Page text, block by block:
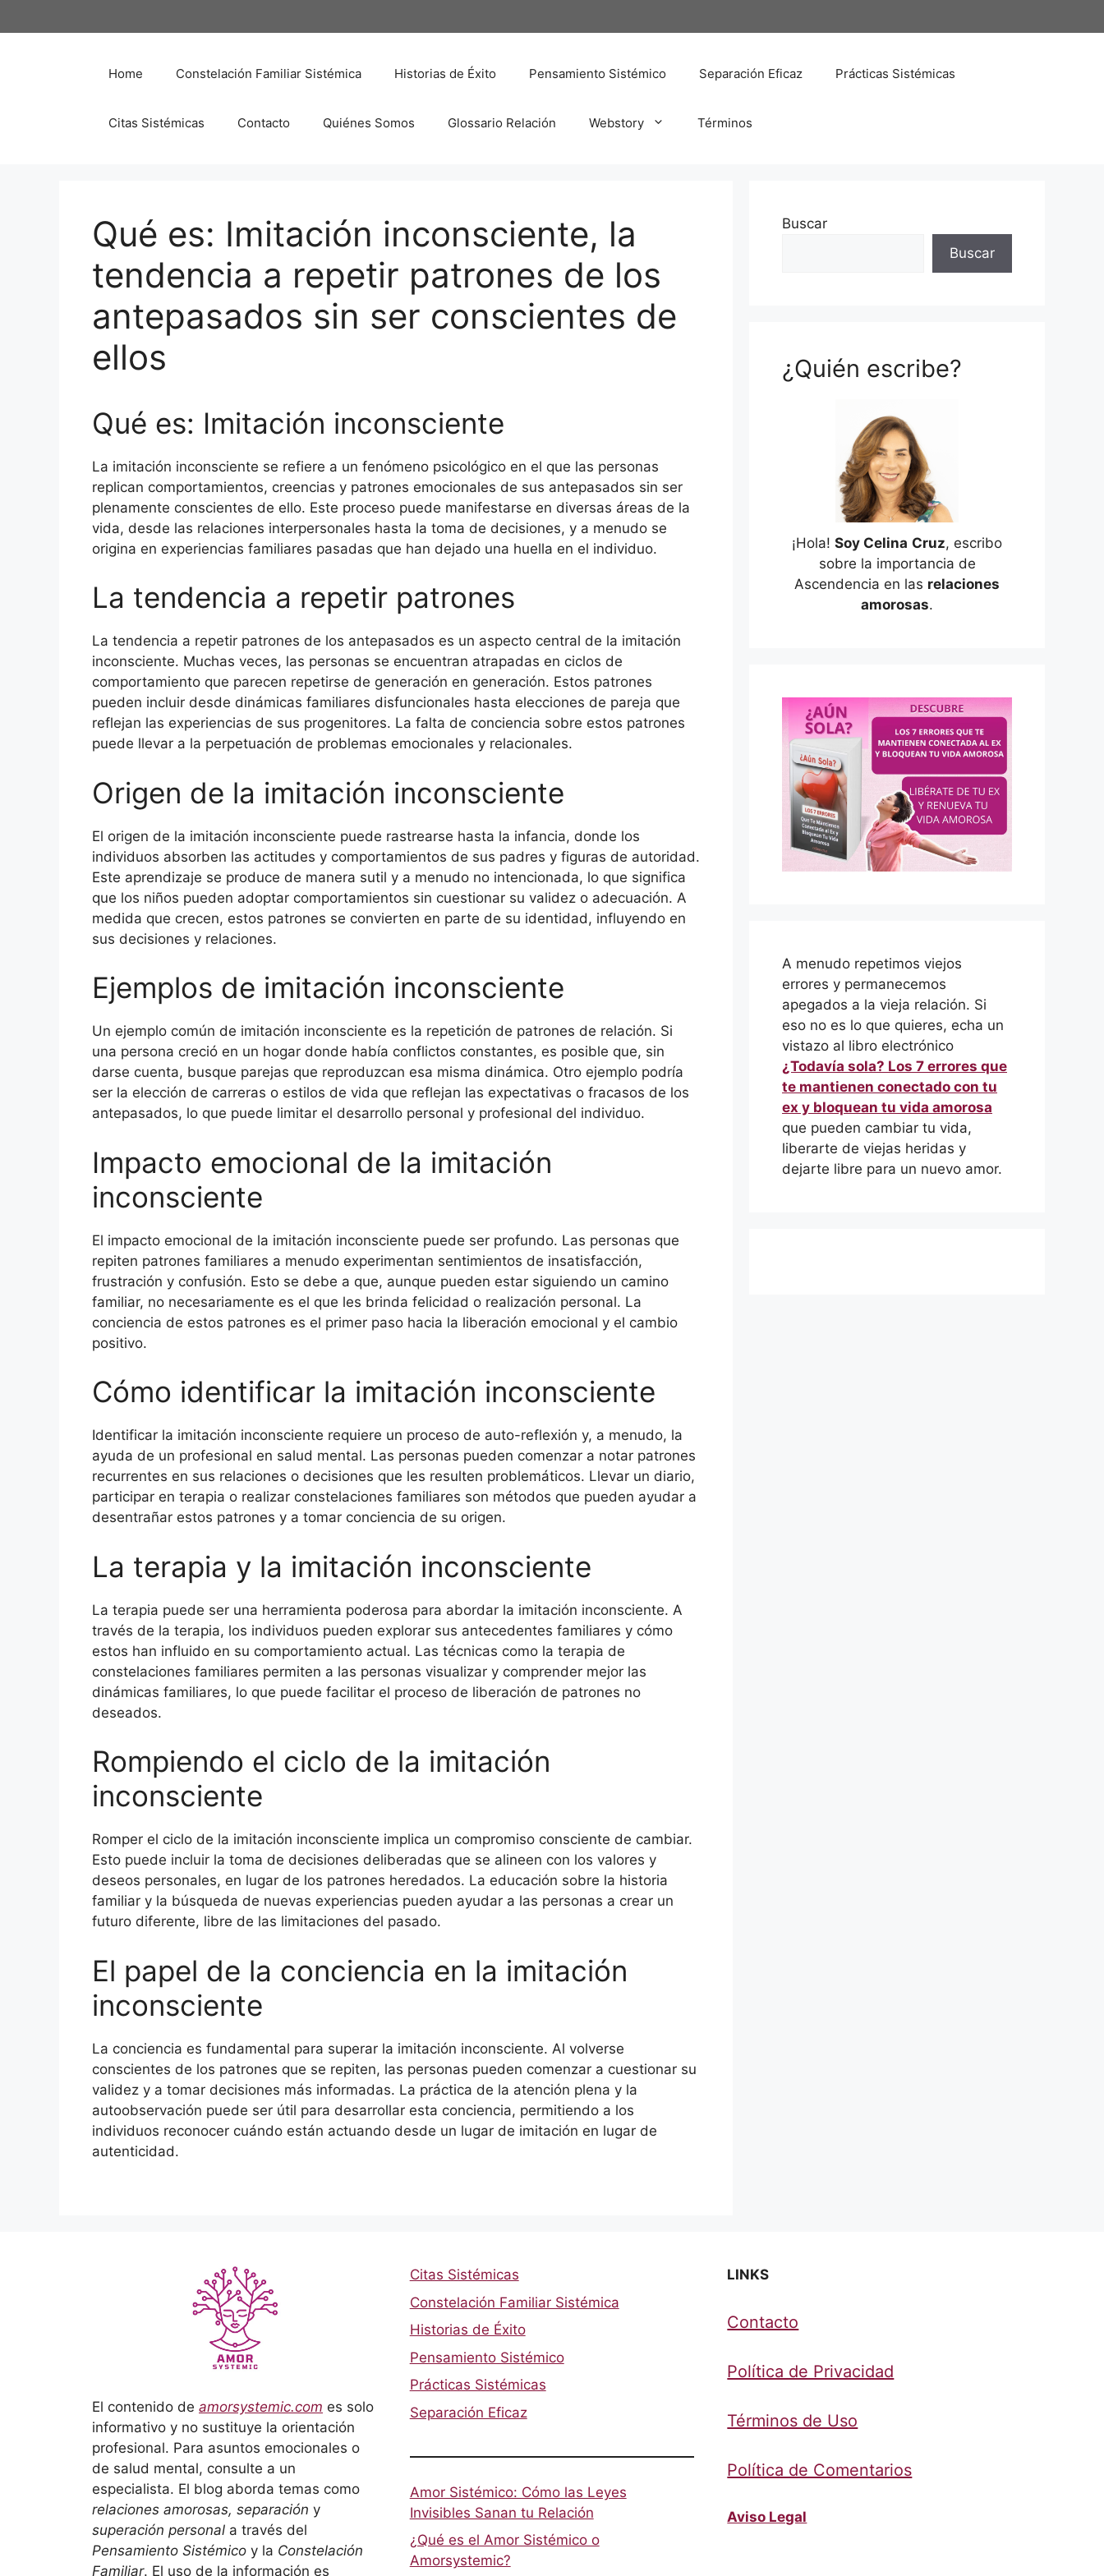
al
Home Constelación Familiar Sistémica Historias de Éxito Pensamiento Sistémico Separación Eficaz Prácticas Sistémicas
Citas Sistémicas Contacto Quiénes Somos Glossario Relación Webstory Términos
Qué es: Imitación inconsciente, la
tendencia a repetir patrones de los
antepasados sin ser conscientes de
ellos
Qué es: Imitación inconsciente
La imitación inconsciente se refiere a un fenómeno psicológico en el que las personas
replican comportamientos, creencias y patrones emocionales de sus antepasados sin ser
plenamente conscientes de ello. Este proceso puede manifestarse en diversas áreas de la
vida, desde las relaciones interpersonales hasta la toma de decisiones, y a menudo se
origina en experiencias familiares pasadas que han dejado una huella en el individuo.
La tendencia a repetir patrones
La tendencia a repetir patrones de los antepasados es un aspecto central de la imitación
inconsciente. Muchas veces, las personas se encuentran atrapadas en ciclos de
comportamiento que parecen repetirse de generación en generación. Estos patrones
pueden incluir desde dinámicas familiares disfuncionales hasta elecciones de pareja que
reflejan las experiencias de sus progenitores. La falta de conciencia sobre estos patrones
puede llevar a la perpetuación de problemas emocionales y relacionales.
Origen de la imitación inconsciente
El origen de la imitación inconsciente puede rastrearse hasta la infancia, donde los
individuos absorben las actitudes y comportamientos de sus padres y figuras de autoridad.
Este aprendizaje se produce de manera sutil y a menudo no intencionada, lo que significa
que los niños pueden adoptar comportamientos sin cuestionar su validez o adecuación. A
medida que crecen, estos patrones se convierten en parte de su identidad, influyendo en
sus decisiones y relaciones.
Ejemplos de imitación inconsciente
Un ejemplo común de imitación inconsciente es la repetición de patrones de relación. Si
una persona creció en un hogar donde había conflictos constantes, es posible que, sin
darse cuenta, busque parejas que reproduzcan esa misma dinámica. Otro ejemplo podría
ser la elección de carreras o estilos de vida que reflejan las expectativas o fracasos de los
antepasados, lo que puede limitar el desarrollo personal y profesional del individuo.
Impacto emocional de la imitación
inconsciente
El impacto emocional de la imitación inconsciente puede ser profundo. Las personas que
repiten patrones familiares a menudo experimentan sentimientos de insatisfacción,
frustración y confusión. Esto se debe a que, aunque pueden estar siguiendo un camino
familiar, no necesariamente es el que les brinda felicidad o realización personal. La
conciencia de estos patrones es el primer paso hacia la liberación emocional y el cambio
positivo.
Cómo identificar la imitación inconsciente
Identificar la imitación inconsciente requiere un proceso de auto-reflexión y, a menudo, la
ayuda de un profesional en salud mental. Las personas pueden comenzar a notar patrones
recurrentes en sus relaciones o decisiones que les resulten problemáticos. Llevar un diario,
participar en terapia o realizar constelaciones familiares son métodos que pueden ayudar a
desentrañar estos patrones y a tomar conciencia de su origen.
La terapia y la imitación inconsciente
La terapia puede ser una herramienta poderosa para abordar la imitación inconsciente. A
través de la terapia, los individuos pueden explorar sus antecedentes familiares y cómo
estos han influido en su comportamiento actual. Las técnicas como la terapia de
constelaciones familiares permiten a las personas visualizar y comprender mejor las
dinámicas familiares, lo que puede facilitar el proceso de liberación de patrones no
deseados.
Rompiendo el ciclo de la imitación
inconsciente
Romper el ciclo de la imitación inconsciente implica un compromiso consciente de cambiar.
Esto puede incluir la toma de decisiones deliberadas que se alineen con los valores y
deseos personales, en lugar de los patrones heredados. La educación sobre la historia
familiar y la búsqueda de nuevas experiencias pueden ayudar a las personas a crear un
futuro diferente, libre de las limitaciones del pasado.
El papel de la conciencia en la imitación
inconsciente
La conciencia es fundamental para superar la imitación inconsciente. Al volverse
conscientes de los patrones que se repiten, las personas pueden comenzar a cuestionar su
validez y a tomar decisiones más informadas. La práctica de la atención plena y la
autoobservación puede ser útil para desarrollar esta conciencia, permitiendo a los
individuos reconocer cuándo están actuando desde un lugar de imitación en lugar de
autenticidad.
Buscar
Buscar
¿Quién escribe?
¡Hola! Soy Celina Cruz, escribo
sobre la importancia de
Ascendencia en las relaciones
amorosas.
A menudo repetimos viejos
errores y permanecemos
apegados a la vieja relación. Si
eso no es lo que quieres, echa un
vistazo al libro electrónico
¿Todavía sola? Los 7 errores que
te mantienen conectado con tu
ex y bloquean tu vida amorosa
que pueden cambiar tu vida,
liberarte de viejas heridas y
dejarte libre para un nuevo amor.
El contenido de amorsystemic.com es solo
informativo y no sustituye la orientación
profesional. Para asuntos emocionales o
de salud mental, consulte a un
especialista. El blog aborda temas como
relaciones amorosas, separación y
superación personal a través del
Pensamiento Sistémico y la Constelación
Familiar. El uso de la información es
Citas Sistémicas
Constelación Familiar Sistémica
Historias de Éxito
Pensamiento Sistémico
Prácticas Sistémicas
Separación Eficaz
Amor Sistémico: Cómo las Leyes
Invisibles Sanan tu Relación
¿Qué es el Amor Sistémico o
Amorsystemic?
LINKS
Contacto
Política de Privacidad
Términos de Uso
Política de Comentarios
Aviso Legal